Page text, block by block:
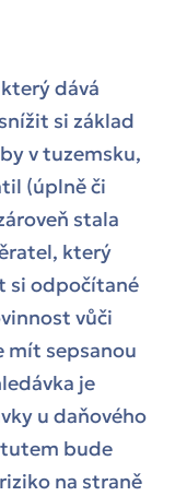
dává
si základ
v tuzemsku,
(úplně či
stala
který
si odpočítané
vůči
mít sepsanou
je
u daňového
bude
na straně